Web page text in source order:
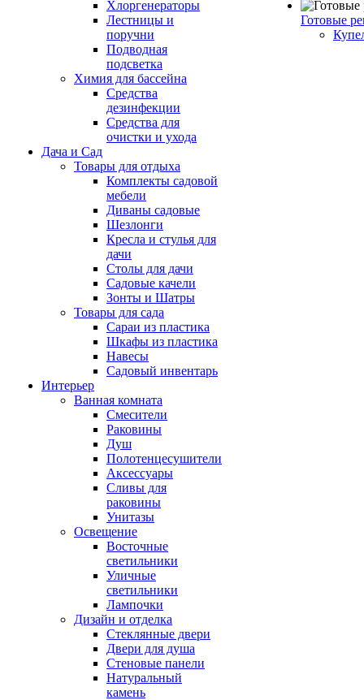
Хлоргенераторы
Лестницы и
поручни
Подводная
подсветка
Химия для бассейна
Средства
дезинфекции
Средства для
очистки и ухода
Дача и Сад
Товары для отдыха
Комплекты садовой
мебели
Диваны садовые
Шезлонги
Кресла и стулья для
дачи
Столы для дачи
Садовые качели
Зонты и Шатры
Товары для сада
Сараи из пластика
Шкафы из пластика
Навесы
Садовый инвентарь
Интерьер
Ванная комната
Смесители
Раковины
Душ
Полотенцесушители
Аксессуары
Сливы для
раковины
Унитазы
Освещение
Восточные
светильники
Уличные
светильники
Лампочки
Дизайн и отделка
Стеклянные двери
Двери для душа
Стеновые панели
Натуральный
камень
Готовые